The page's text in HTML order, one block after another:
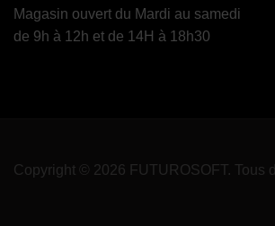
Magasin ouvert du Mardi au samedi
de 9h à 12h et de 14H à 18h30
Copyright © 2026 FUTUROSOFT. Tous